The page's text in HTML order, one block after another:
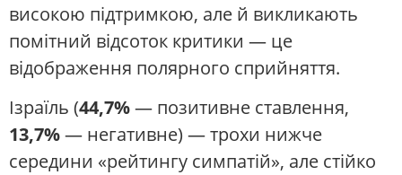
високою підтримкою, але й викликають
помітний відсоток критики — це
відображення полярного сприйняття.
Ізраїль (44,7%— позитивне ставлення,
13,7%— негативне) — трохи нижче
середини «рейтингу симпатій», але стійко